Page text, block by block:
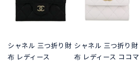
シャネル 三つ折り財
布 レディース
シャネル 三つ折り財
布 レディース ココマ